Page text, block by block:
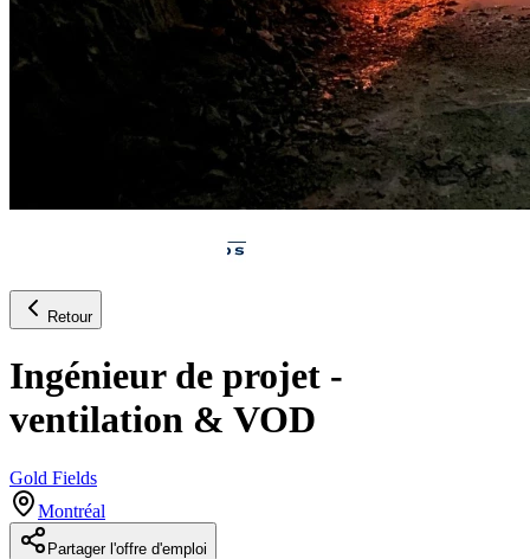
Retour
Ingénieur de projet -
ventilation & VOD
Gold Fields
Montréal
Partager l'offre d'emploi